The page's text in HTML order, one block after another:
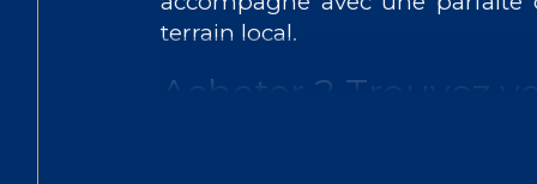
terrain local.
Acheter ? Trouvez